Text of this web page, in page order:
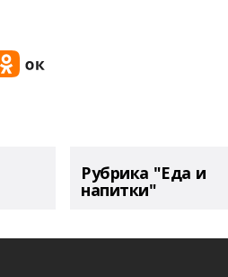
Рубрика "Еда и
напитки"